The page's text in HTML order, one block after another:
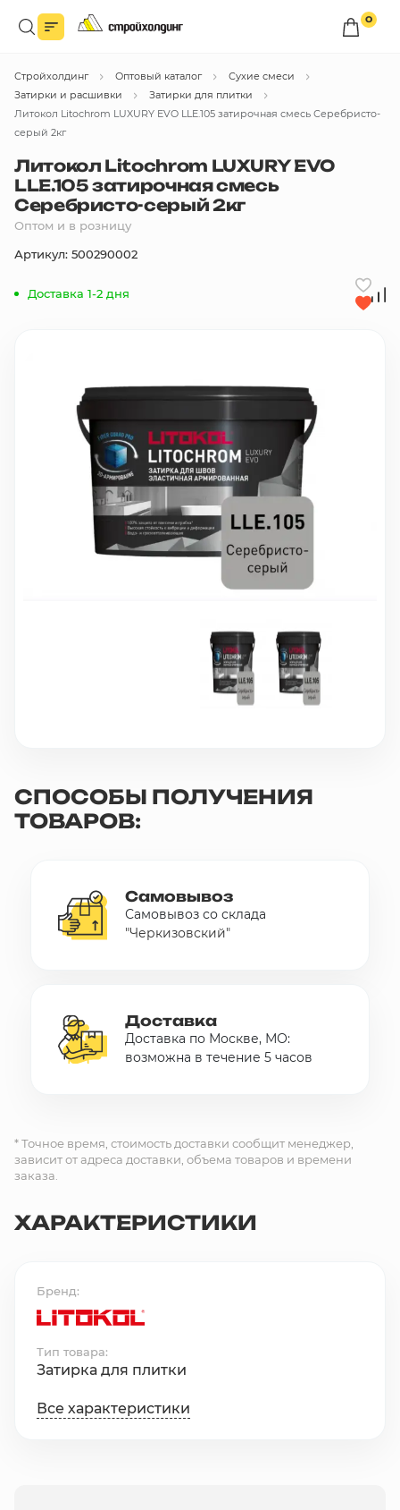
0
Войдите в личный кабинет
Вы сможете оформлять заказыпо оптовым ценам.
Войти
Каталог товаров
бренды
В корзину
10 000 ₽
Минимальный заказ
+7(495) 988-86-47
sales@stroyholding.ru
Все бренды
Стройхолдинг Оптовый каталог
Сухие смеси
Затирки и расшивки
Затирки для плитки
Литокол Litochrom LUXURY EVO LLE.105 затирочная смесь Серебристо-
серый 2кг
Литокол Litochrom LUXURY EVO
LLE.105 затирочная смесь
Серебристо-серый 2кг
Оптом и в розницу
Артикул: 500290002
Доставка 1-2 дня
СПОСОБЫ ПОЛУЧЕНИЯ
ТОВАРОВ:
Самовывоз
Самовывоз со склада
"Черкизовский"
Доставка
Доставка по Москве, МО:
возможна в течение 5 часов
* Точное время, стоимость доставки сообщит менеджер,
зависит от адреса доставки, объема товаров и времени
заказа.
ХАРАКТЕРИСТИКИ
Бренд
Тип товара
Затирка для плитки
Все характеристики